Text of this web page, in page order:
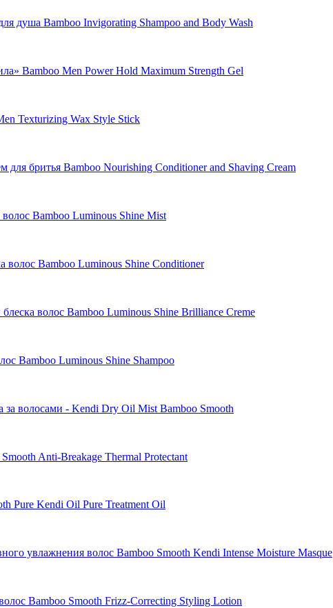
душа Bamboo Invigorating Shampoo and Body Wash
Bamboo Men Power Hold Maximum Strength Gel
Texturizing Wax Style Stick
бритья Bamboo Nourishing Conditioner and Shaving Cream
Bamboo Luminous Shine Mist
волос Bamboo Luminous Shine Conditioner
волос Bamboo Luminous Shine Brilliance Creme
Bamboo Luminous Shine Shampoo
за волосами - Kendi Dry Oil Mist Bamboo Smooth
Anti-Breakage Thermal Protectant
Pure Kendi Oil Pure Treatment Oil
увлажнения волос Bamboo Smooth Kendi Intense Moisture Masque
Bamboo Smooth Frizz-Correcting Styling Lotion